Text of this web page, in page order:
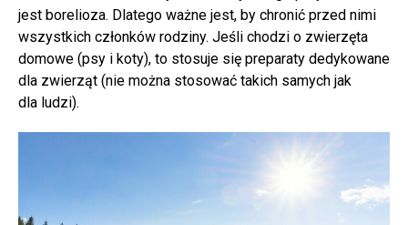
jest borelioza. Dlatego ważne jest, by chronić przed nimi
wszystkich członków rodziny. Jeśli chodzi o zwierzęta
domowe (psy i koty), to stosuje się preparaty dedykowane
dla zwierząt (nie można stosować takich samych jak
dla ludzi).